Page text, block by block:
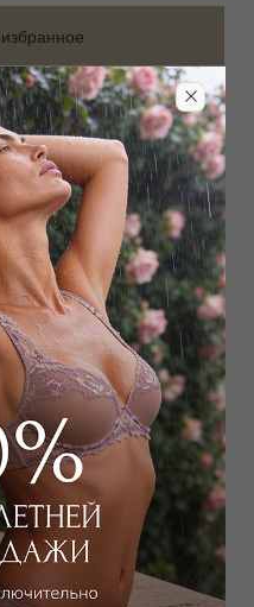
образ
Платье
в магазине